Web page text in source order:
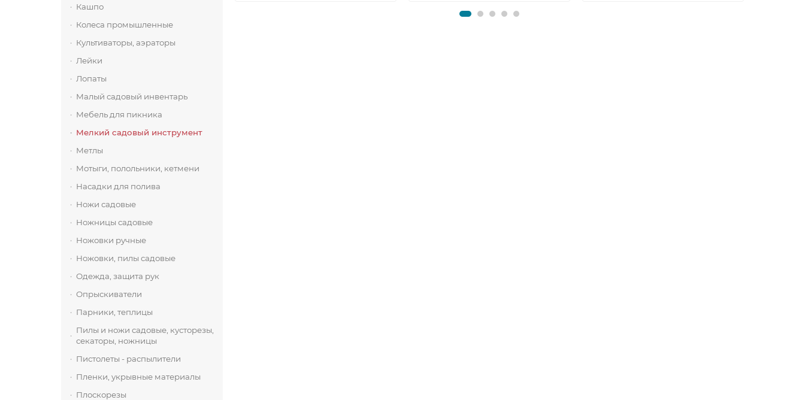
Кашпо
Колеса промышленные
Культиваторы, аэраторы
Лейки
Лопаты
Малый садовый инвентарь
Мебель для пикника
Мелкий садовый инструмент
Метлы
Мотыги, полольники, кетмени
Насадки для полива
Ножи садовые
Ножницы садовые
Ножовки ручные
Ножовки, пилы садовые
Одежда, защита рук
Опрыскиватели
Парники, теплицы
Пилы и ножи садовые, кусторезы,
секаторы, ножницы
Пистолеты - распылители
Пленки, укрывные материалы
Плоскорезы